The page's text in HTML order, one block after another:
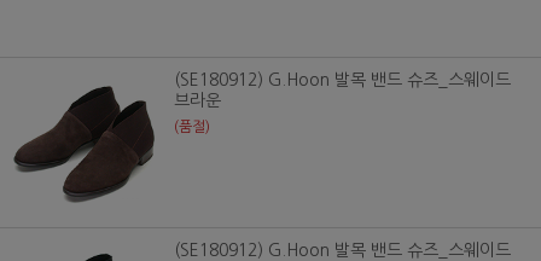
(SE180912) G.Hoon 발목 밴드 슈즈_스웨이드
브라운
(품절)
(SE180912) G.Hoon 발목 밴드 슈즈_스웨이드